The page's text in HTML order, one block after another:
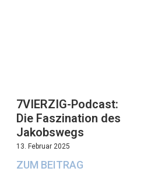
7VIERZIG-Podcast:
Die Faszination des
Jakobswegs
13. Februar 2025
ZUM BEITRAG